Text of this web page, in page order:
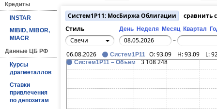
Кредиты
INSTAR
MIBID, MIBOR,
MIACR
Данные ЦБ РФ
Курсы
драгметаллов
Ставки
привлечения
по депозитам
Систем1P11: МосБиржа Облигации
сравнить
Стиль
День Неделя Месяц Квартал
Свечи
–
06.08.2026
Систем1P11 O:93.09 H:93.09 L:
Систем1P11 – Объём 3 108 248